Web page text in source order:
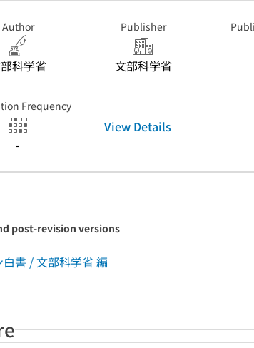
Author
科学省
Publisher
文部科学省
Frequency
-
View Details
post-revision versions
書 / 文部科学省 編